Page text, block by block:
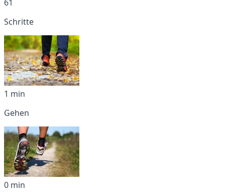
61
Schritte
1 min
Gehen
0 min